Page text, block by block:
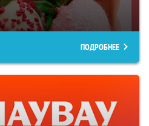
ПОДРОБНЕЕ